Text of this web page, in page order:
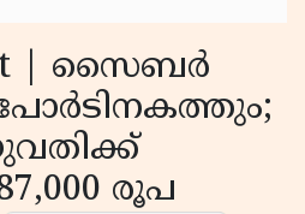
| സൈബര്‍
രൂപ